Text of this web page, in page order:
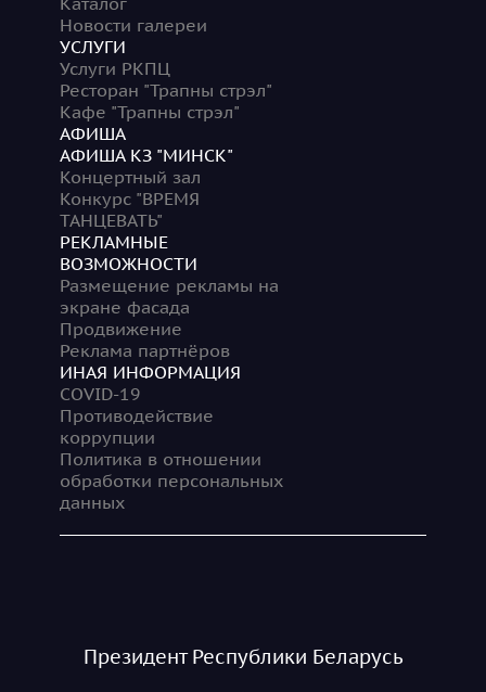
Новости галереи
УСЛУГИ
Услуги РКПЦ
Ресторан "Трапны стрэл"
Кафе "Трапны стрэл"
АФИША
АФИША КЗ "МИНСК"
Концертный зал
Конкурс "ВРЕМЯ
ТАНЦЕВАТЬ"
РЕКЛАМНЫЕ
ВОЗМОЖНОСТИ
Размещение рекламы на
экране фасада
Продвижение
Реклама партнёров
ИНАЯ ИНФОРМАЦИЯ
COVID-19
Противодействие
коррупции
Политика в отношении
обработки персональных
данных
Президент Республики Беларусь